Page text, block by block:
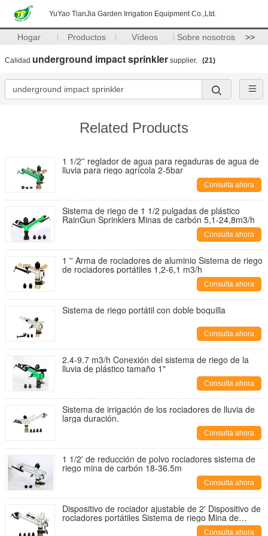
YuYao TianJia Garden Irrigation Equipment Co.,Ltd.
Hogar Productos Vídeos Sobre nosotros >>
Calidad underground impact sprinkler supplier. (21)
Related Products
1 1/2'' reglador de agua para regaduras de agua de
lluvia para riego agrícola 2-5bar
Consulta ahora
Sistema de riego de 1 1/2 pulgadas de plástico
RainGun Sprinklers Minas de carbón 5,1-24,8m3/h
Consulta ahora
1 '' Arma de rociadores de aluminio Sistema de riego
de rociadores portátiles 1,2-6,1 m3/h
Consulta ahora
Sistema de riego portátil con doble boquilla
Consulta ahora
2.4-9.7 m3/h Conexión del sistema de riego de la
lluvia de plástico tamaño 1"
Consulta ahora
Sistema de irrigación de los rociadores de lluvia de
larga duración.
Consulta ahora
1 1/2' de reducción de polvo rociadores sistema de
riego mina de carbón 18-36.5m
Consulta ahora
Dispositivo de rociador ajustable de 2' Dispositivo de
rociadores portátiles Sistema de riego Mina de
Consulta ahora